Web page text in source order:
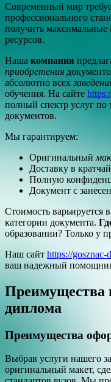
Современный мир
профессионального
получить
ресурсов.
Наша компания
приобретения
абсолютно всех
обучения. На сайте
полный спектр услуг по
документов.
Мы гарантируем:
Оригинальный
Доставку в
Полную
Документ с
Стоимость варьируется
категории документа.
образовании? Только у
Наш сайт https://
ваш надежный
Преимущества
диплома
Преимущества
Выбрав услуги нашего
оригинальный макет,